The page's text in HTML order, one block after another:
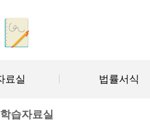
료실 법률서식
학습자료실